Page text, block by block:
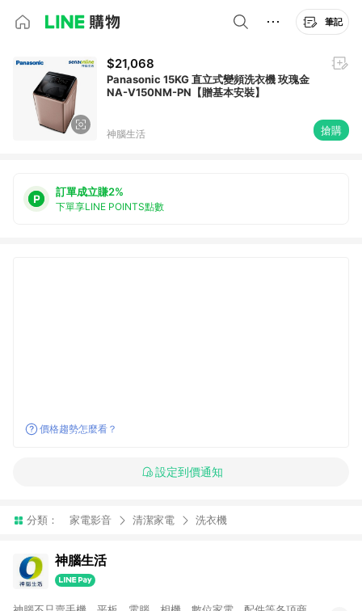
筆記
$21,068
Panasonic 15KG 直立式變頻洗衣機 玫瑰金
NA-V150NM-PN【贈基本安裝】
神腦生活 搶購
訂單成立賺2%
下單享LINE POINTS點數
價格趨勢怎麼看？
設定到價通知
分類： 家電影音 清潔家電 洗衣機
神腦生活